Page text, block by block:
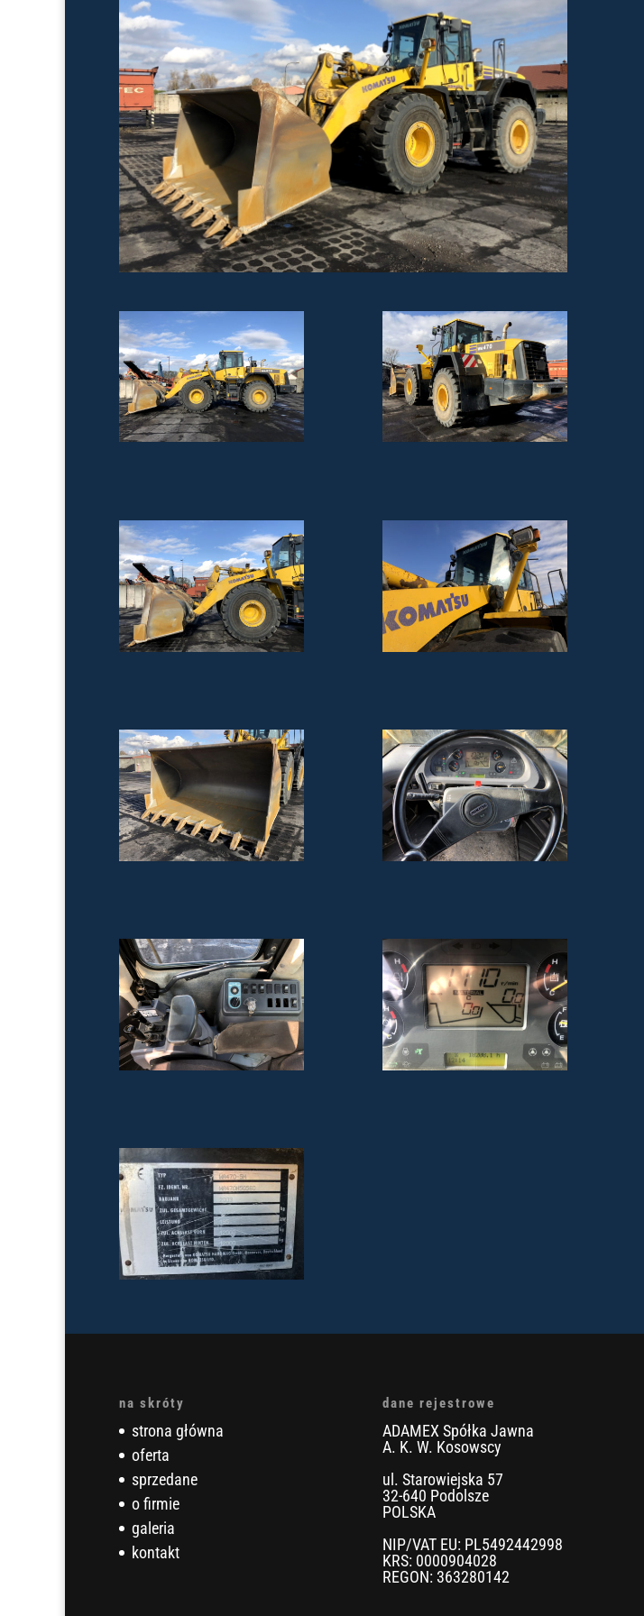
na skróty
strona główna
oferta
sprzedane
o firmie
galeria
kontakt
dane rejestrowe
ADAMEX Spółka Jawna
A. K. W. Kosowscy
ul. Starowiejska 57
32-640 Podolsze
POLSKA
NIP/VAT EU: PL5492442998
KRS: 0000904028
REGON: 363280142